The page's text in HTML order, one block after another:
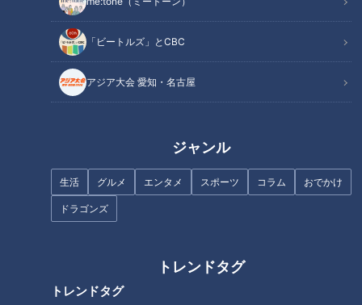
「ビートルズ」とCBC
アジア大会 愛知・名古屋
ジャンル
生活 グルメ エンタメ スポーツ コラム おでかけ
ドラゴンズ
トレンドタグ
トレンドタグ
琉球の島々で行われるようになった。